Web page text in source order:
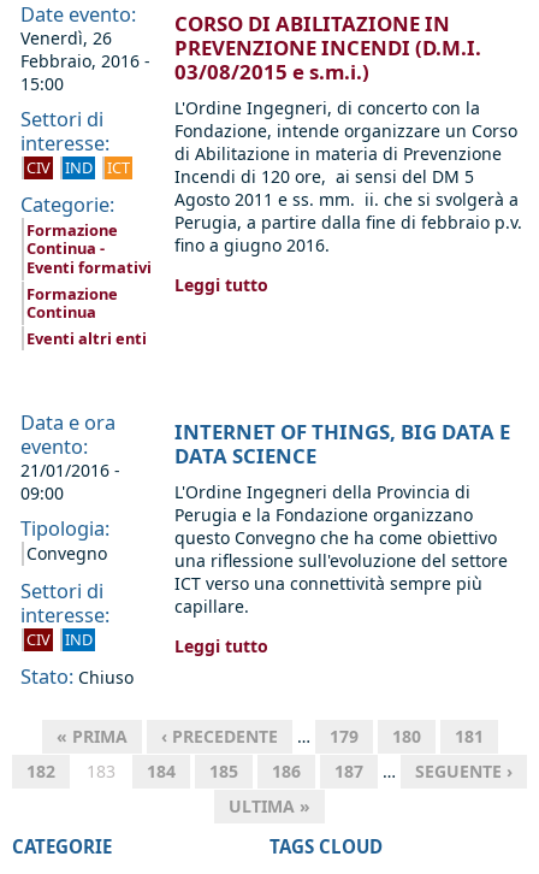
Date evento:
Venerdì, 26
Febbraio, 2016 -
15:00
Settori di
interesse:
CIV IND ICT
Categorie:
Formazione
Continua -
Eventi formativi
Formazione
Continua
Eventi altri enti
CORSO DI ABILITAZIONE IN
PREVENZIONE INCENDI (D.M.I.
03/08/2015 e s.m.i.)
L'Ordine Ingegneri, di concerto con la
Fondazione, intende organizzare un Corso
di Abilitazione in materia di Prevenzione
Incendi di 120 ore, ai sensi del DM 5
Agosto 2011 e ss. mm. ii. che si svolgerà a
Perugia, a partire dalla fine di febbraio p.v.
fino a giugno 2016.
Leggi tutto
Data e ora
evento:
21/01/2016 -
09:00
Tipologia:
Convegno
Settori di
interesse:
CIV IND
Stato: Chiuso
INTERNET OF THINGS, BIG DATA E
DATA SCIENCE
L'Ordine Ingegneri della Provincia di
Perugia e la Fondazione organizzano
questo Convegno che ha come obiettivo
una riflessione sull'evoluzione del settore
ICT verso una connettività sempre più
capillare.
Leggi tutto
« PRIMA ‹ PRECEDENTE … 179 180
181
182
183 184 185 186 187 …
SEGUENTE ›
ULTIMA »
CATEGORIE TAGS CLOUD